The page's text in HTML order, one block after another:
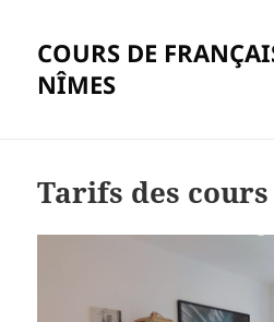
COURS DE
NÎMES
Tarifs des